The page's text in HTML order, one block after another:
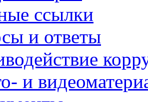
ссылки
и ответы
и